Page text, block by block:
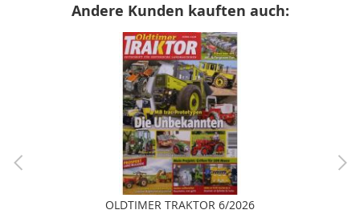
Andere Kunden kauften auch:
OLDTIMER TRAKTOR 6/2026